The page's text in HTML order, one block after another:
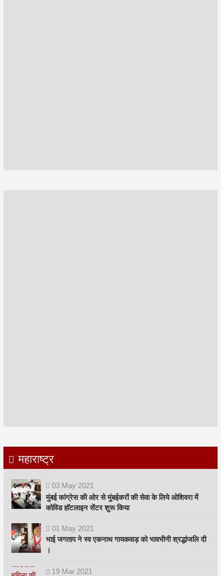
महाराष्ट्र
03 May 2021
मुंबई कांग्रेस की ओर से मुंबईकरों की सेवा के लिये ओशिवरा में
कोविड हॉटलाइन सेंटर शुरू किया
01 May 2021
भाई जगताप ने स्व एकनाथ गायकवाड़ को भावभीनी श्रद्धांजलि दी
।
19 Mar 2021